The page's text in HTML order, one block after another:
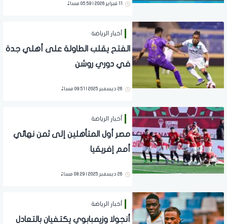
11 فبراير 2026 | 05:59 مساءً
أخبار الرياضة
الفتح يقلب الطاولة على أهلي جدة
في دوري روشن
26 ديسمبر 2025 | 09:51 مساءً
أخبار الرياضة
مصر أول المتأهلين إلى ثمن نهائي
أمم إفريقيا
26 ديسمبر 2025 | 08:29 مساءً
أخبار الرياضة
أنجولا وزيمبابوي يكتفيان بالتعادل